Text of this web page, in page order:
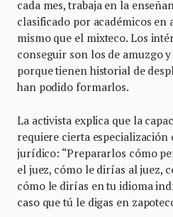
cada mes, trabaja en la
clasificado por académicos en
mismo que el mixteco. Los
conseguir son los de amuzgo
porque tienen historial de
han podido formarlos.
La activista explica que la
requiere cierta
jurídico: “Prepararlos cómo
el juez, cómo le dirías al juez,
cómo le dirías en tu idioma
caso que tú le digas en